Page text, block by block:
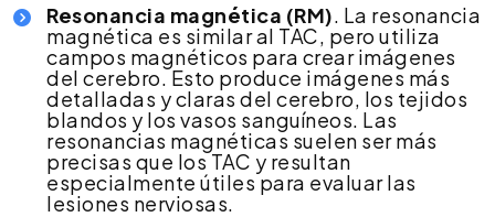
Resonancia magnética (RM). La resonancia
magnética es similar al TAC, pero utiliza
campos magnéticos para crear imágenes
del cerebro. Esto produce imágenes más
detalladas y claras del cerebro, los tejidos
blandos y los vasos sanguíneos. Las
resonancias magnéticas suelen ser más
precisas que los TAC y resultan
especialmente útiles para evaluar las
lesiones nerviosas.